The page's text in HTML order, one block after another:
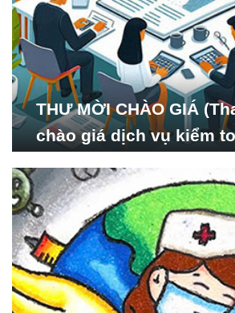
THƯ MỜI CHÀO GIÁ
chào giá dịch vụ kiểm
Nghiên cứu Phát triển
hội_ISDS)